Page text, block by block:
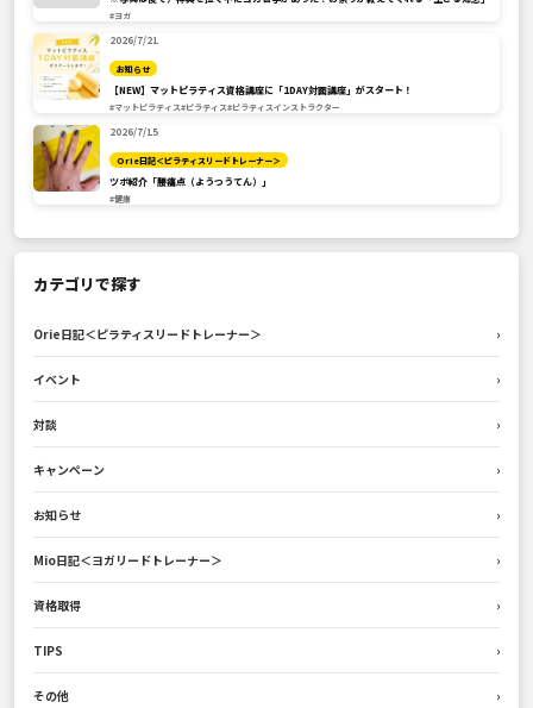
#ヨガ
2026/7/21
お知らせ
【NEW】マットピラティス資格講座に「1DAY対面講座」がスタート！
#マットピラティス#ピラティス#ピラティスインストラクター
2026/7/15
Orie日記＜ピラティスリードトレーナー＞
ツボ紹介「腰痛点（ようつうてん）」
#健康
カテゴリで探す
Orie日記＜ピラティスリードトレーナー＞ ›
イベント ›
対談 ›
キャンペーン ›
お知らせ ›
Mio日記＜ヨガリードトレーナー＞ ›
資格取得 ›
TIPS ›
その他 ›